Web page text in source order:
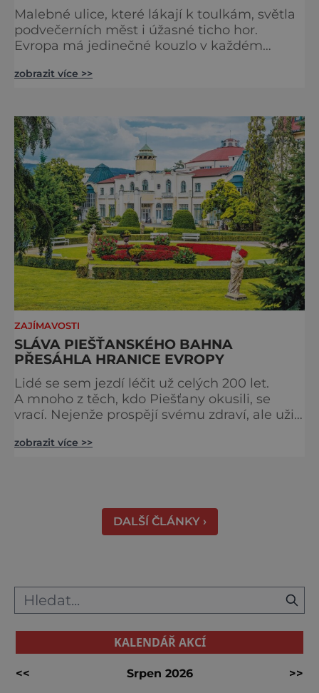
Malebné ulice, které lákají k toulkám, světla
podvečerních měst i úžasné ticho hor.
Evropa má jedinečné kouzlo v každém
zve na cestu plnou inspirace, dobrodružství i
podobě. Města s neopakovatelnou
atmosférou Vydejte se s námi na prohlídku
měst, která patří k
zobrazit více >>
ZAJÍMAVOSTI
SLÁVA PIEŠŤANSKÉHO BAHNA
PŘESÁHLA HRANICE EVROPY
Lidé se sem jezdí léčit už celých 200 let.
A mnoho z těch, kdo Piešťany okusili, se
vrací. Nejenže prospějí svému zdraví, ale užijí
řekne slovenské lázně, Piešťany bývají první
zobrazit více >>
DALŠÍ ČLÁNKY ›
KALENDÁŘ AKCÍ
<< Srpen 2026
>>